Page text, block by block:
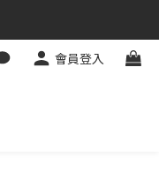
會員登入